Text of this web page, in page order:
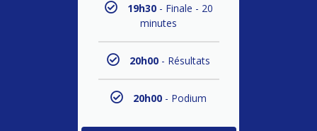
19h30- Finale - 20
minutes
20h00 - Résultats
20h00 - Podium